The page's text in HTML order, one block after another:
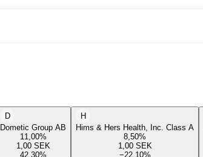
D
Dometic Group AB
11,00%
1,00 SEK
42,30%
H
Hims & Hers Health, Inc. Class A
8,50%
1,00 SEK
−22,10%